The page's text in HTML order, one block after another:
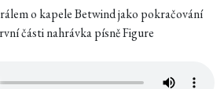
o kapele Betwind jako pokračování
části nahrávka písně Figure